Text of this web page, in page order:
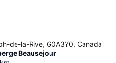
de-la-Rive, G0A3Y0, Canada
Beausejour